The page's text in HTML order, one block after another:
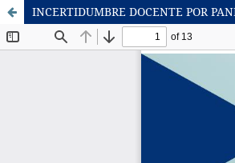
INCERTIDUMBRE DOCENTE POR